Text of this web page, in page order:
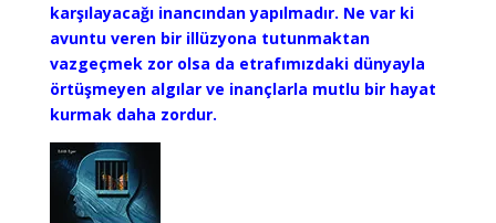
karşılayacağı inancından yapılmadır. Ne var ki
avuntu veren bir illüzyona tutunmaktan
vazgeçmek zor olsa da etrafımızdaki dünyayla
örtüşmeyen algılar ve inançlarla mutlu bir hayat
kurmak daha zordur.